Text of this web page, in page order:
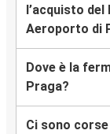
l’acquisto
Aeroporto di
Dove è la
Praga?
Ci sono